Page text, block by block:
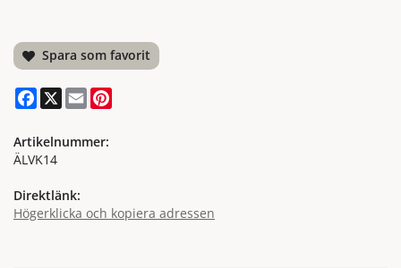
Spara som favorit
Facebook
X Email
Artikelnummer:
ÄLVK14
Direktlänk:
Högerklicka och kopiera adressen